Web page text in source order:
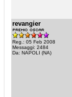
revangier
Reg.: 05 Feb 2008
Messaggi: 2484
Da: NAPOLI (NA)